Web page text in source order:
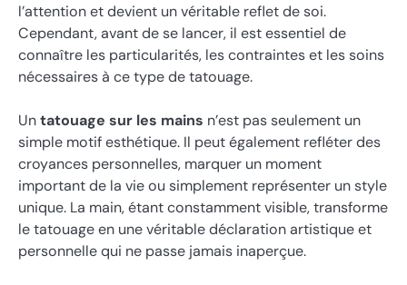
l’attention et devient un véritable reflet de soi.
Cependant, avant de se lancer, il est essentiel de
connaître les particularités, les contraintes et les soins
nécessaires à ce type de tatouage.
Untatouage sur les mains n’est pas seulement un
simple motif esthétique. Il peut également refléter des
croyances personnelles, marquer un moment
important de la vie ou simplement représenter un style
unique. La main, étant constamment visible, transforme
le tatouage en une véritable déclaration artistique et
personnelle qui ne passe jamais inaperçue.